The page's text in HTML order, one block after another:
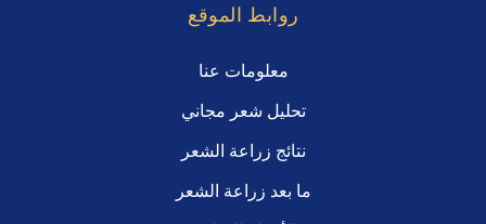
روابط الموقع
معلومات عنا
تحليل شعر مجاني
نتائج زراعة الشعر
ما بعد زراعة الشعر